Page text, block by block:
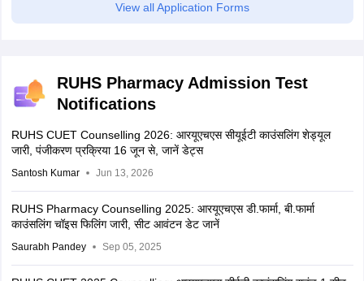
View all Application Forms
RUHS Pharmacy Admission Test
Notifications
RUHS CUET Counselling 2026: आरयूएचएस सीयूईटी काउंसलिंग शेड्यूल
जारी, पंजीकरण प्रक्रिया 16 जून से, जानें डेट्स
Santosh Kumar Jun 13, 2026
RUHS Pharmacy Counselling 2025: आरयूएचएस डी.फार्मा, बी.फार्मा
काउंसलिंग चॉइस फिलिंग जारी, सीट आवंटन डेट जानें
Saurabh Pandey Sep 05, 2025